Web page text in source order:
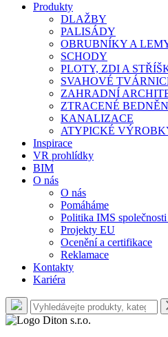
Produkty
DLAŽBY
PALISÁDY
OBRUBNÍKY A
SCHODY
PLOTY, ZDI A
SVAHOVÉ
ZAHRADNÍ
ZTRACENÉ
KANALIZACE
ATYPICKÉ
Inspirace
VR prohlídky
BIM
O nás
O nás
Pomáháme
Politika IMS
Projekty EU
Ocenění a certifikace
Reklamace
Kontakty
Kariéra